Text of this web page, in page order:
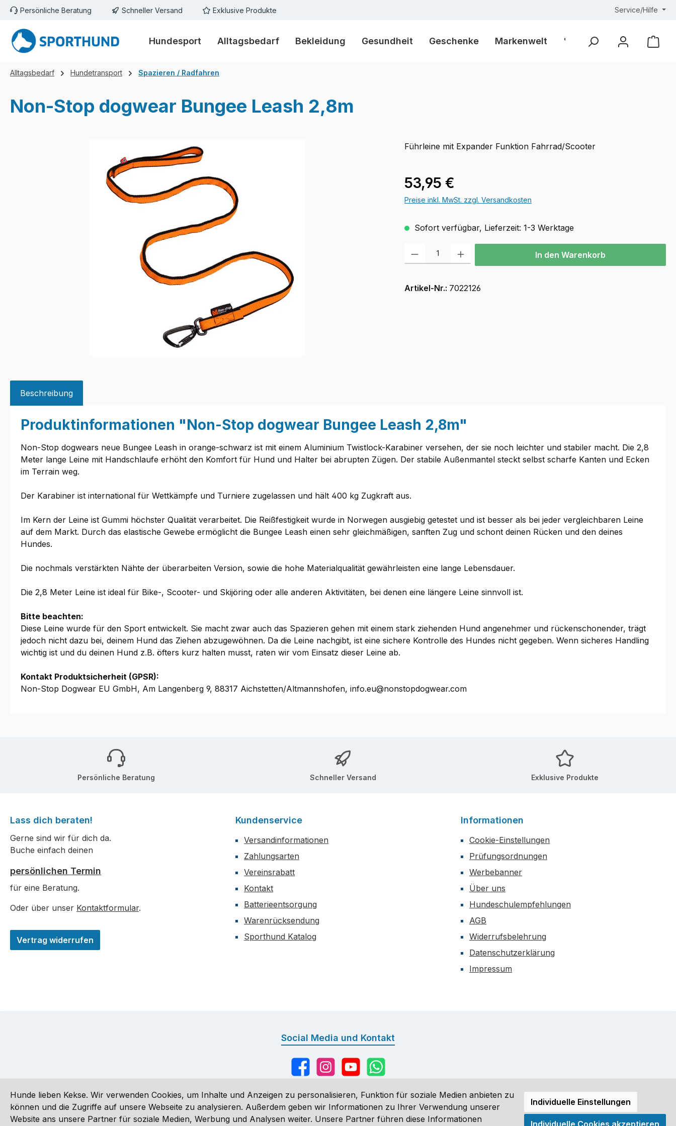
Hauptinhalt springen
Zur Suche springen
Zur Hauptnavigation springen
Persönliche Beratung Schneller Versand Exklusive Produkte Service/Hilfe
Hundesport Alltagsbedarf Bekleidung Gesundheit Geschenke Markenwelt % Outlet %
Alltagsbedarf Hundetransport Spazieren / Radfahren
Non-Stop dogwear Bungee Leash 2,8m
Führleine mit Expander Funktion Fahrrad/Scooter
Regulärer Preis:
53,95 €
Preise inkl. MwSt. zzgl. Versandkosten
Sofort verfügbar, Lieferzeit: 1-3 Werktage
Produkt Anzahl: Gib den gewünschten Wert ein oder benutze die Schaltflächen
In den Warenkorb
Artikel-Nr.: 7022126
Beschreibung
Produktinformationen "Non-Stop dogwear Bungee Leash 2,8m"
Non-Stop dogwears neue Bungee Leash in orange-schwarz ist mit einem Aluminium Twistlock-Karabiner versehen, der sie noch leichter und stabiler macht. Die 2,8
Meter lange Leine mit Handschlaufe erhöht den Komfort für Hund und Halter bei abrupten Zügen. Der stabile Außenmantel steckt selbst scharfe Kanten und Ecken
im Terrain weg.
Der Karabiner ist international für Wettkämpfe und Turniere zugelassen und hält 400 kg Zugkraft aus.
Im Kern der Leine ist Gummi höchster Qualität verarbeitet. Die Reißfestigkeit wurde in Norwegen ausgiebig getestet und ist besser als bei jeder vergleichbaren Leine
auf dem Markt. Durch das elastische Gewebe ermöglicht die Bungee Leash einen sehr gleichmäßigen, sanften Zug und schont deinen Rücken und den deines
Hundes.
Die nochmals verstärkten Nähte der überarbeiten Version, sowie die hohe Materialqualität gewährleisten eine lange Lebensdauer.
Die 2,8 Meter Leine ist ideal für Bike-, Scooter- und Skijöring oder alle anderen Aktivitäten, bei denen eine längere Leine sinnvoll ist.
Bitte beachten:
Diese Leine wurde für den Sport entwickelt. Sie macht zwar auch das Spazieren gehen mit einem stark ziehenden Hund angenehmer und rückenschonender, trägt
jedoch nicht dazu bei, deinem Hund das Ziehen abzugewöhnen. Da die Leine nachgibt, ist eine sichere Kontrolle des Hundes nicht gegeben. Wenn sicheres Handling
wichtig ist und du deinen Hund z.B. öfters kurz halten musst, raten wir vom Einsatz dieser Leine ab.
Kontakt Produktsicherheit (GPSR):
Non-Stop Dogwear EU GmbH, Am Langenberg 9, 88317 Aichstetten/Altmannshofen, info.eu@nonstopdogwear.com
Persönliche Beratung Schneller Versand Exklusive Produkte
Lass dich beraten!
Gerne sind wir für dich da.
Buche einfach deinen
persönlichen Termin
für eine Beratung.
Oder über unser Kontaktformular.
Vertrag widerrufen
Kundenservice
Versandinformationen
Zahlungsarten
Vereinsrabatt
Kontakt
Batterieentsorgung
Warenrücksendung
Sporthund Katalog
Informationen
Cookie-Einstellungen
Prüfungsordnungen
Werbebanner
Über uns
Hundeschulempfehlungen
AGB
Widerrufsbelehrung
Datenschutzerklärung
Impressum
Social Media und Kontakt
FacebookInstagramYouTubeWhatsApp
Hunde lieben Kekse. Wir verwenden Cookies, um Inhalte und Anzeigen zu personalisieren, Funktion für soziale Medien anbieten zu
können und die Zugriffe auf unsere Webseite zu analysieren. Außerdem geben wir Informationen zu Ihrer Verwendung unserer
Website ans unsere Partner für soziale Medien, Werbung und Analysen weiter. Unsere Partner führen diese Informationen
Individuelle Einstellungen
Individuelle Cookies akzeptieren